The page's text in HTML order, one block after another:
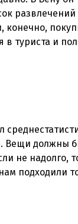
развлечений
конечно,
туриста и
Вещи должны
не надолго,
подходили